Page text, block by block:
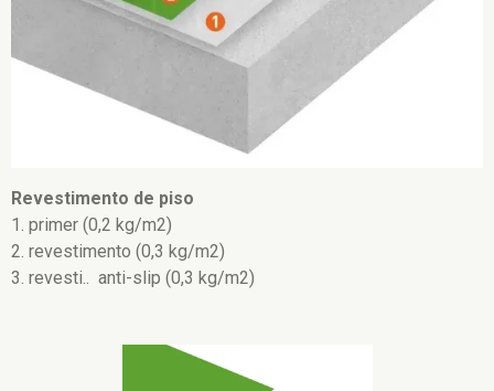
Revestimento de piso
1. primer (0,2 kg/m2)
2. revestimento (0,3 kg/m2)
3. revesti.. anti-slip (0,3 kg/m2)